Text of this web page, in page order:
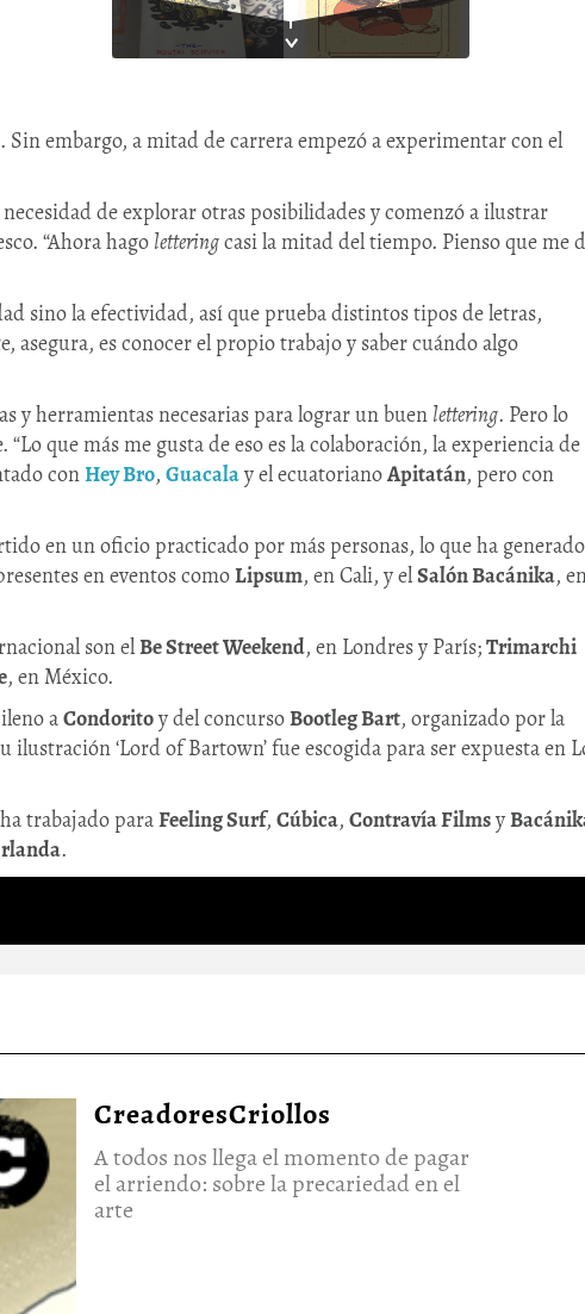
1
embargo, a mitad de carrera empezó a experimentar con el
de explorar otras posibilidades y comenzó a ilustrar
“Ahora hago letteringcasi la mitad del tiempo. Pienso que me
sino la efectividad, así que prueba distintos tipos de letras,
es conocer el propio trabajo y saber cuándo algo
y herramientas necesarias para lograr un buen lettering. Pero lo
que más me gusta de eso es la colaboración, la experiencia de
conHey Bro, Guacalay el ecuatorianoApitatán, pero con
en un oficio practicado por más personas, lo que ha generado
en eventos comoLipsum, en Cali, y elSalón Bacánika,
son elBe Street Weekend, en Londres y París;Trimarchi
, en México.
aCondoritoy del concursoBootleg Bart, organizado por la
‘Lord of Bartown’ fue escogida para ser expuesta en
trabajado paraFeeling Surf, Cúbica, Contravía Filmsy
.
CreadoresCriollos
A todos nos llega el momento de pagar
el arriendo: sobre la precariedad en el
arte